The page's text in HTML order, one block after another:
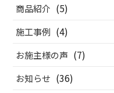
商品紹介 (5)
施工事例 (4)
お施主様の声 (7)
お知らせ (36)